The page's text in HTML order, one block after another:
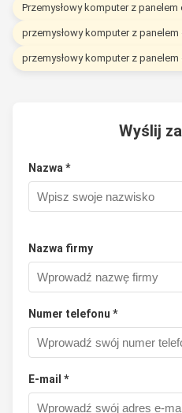
Przemysłowy komputer z
przemysłowy komputer z
przemysłowy komputer z
Wyślij
Nazwa *
Nazwa firmy
Numer telefonu *
E-mail *